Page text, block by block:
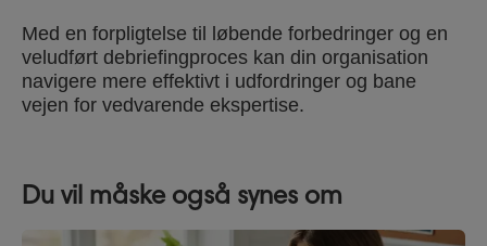
Med en forpligtelse til løbende forbedringer og en
veludført debriefingproces kan din organisation
navigere mere effektivt i udfordringer og bane
vejen for vedvarende ekspertise.
Du vil måske også synes om